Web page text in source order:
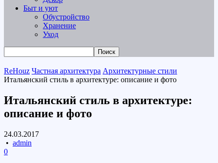
Быт и уют
Обустройство
Хранение
Уход
ReHouz Частная архитектура Архитектурные стили
Итальянский стиль в архитектуре: описание и фото
Итальянский стиль в архитектуре:
описание и фото
24.03.2017
• admin
0